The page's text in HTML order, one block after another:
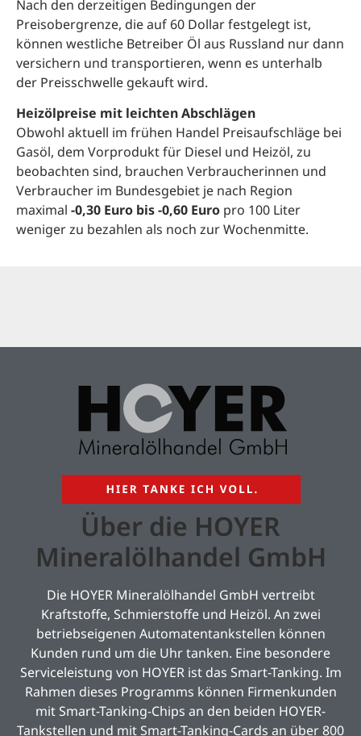
Nach den derzeitigen Bedingungen der
Preisobergrenze, die auf 60 Dollar festgelegt ist,
können westliche Betreiber Öl aus Russland nur dann
versichern und transportieren, wenn es unterhalb
der Preisschwelle gekauft wird.
Heizölpreise mit leichten Abschlägen
Obwohl aktuell im frühen Handel Preisaufschläge bei
Gasöl, dem Vorprodukt für Diesel und Heizöl, zu
beobachten sind, brauchen Verbraucherinnen und
Verbraucher im Bundesgebiet je nach Region
maximal -0,30 Euro bis -0,60 Euro pro 100 Liter
weniger zu bezahlen als noch zur Wochenmitte.
Über die HOYER
Mineralölhandel GmbH
Die HOYER Mineralölhandel GmbH vertreibt
Kraftstoffe, Schmierstoffe und Heizöl. An zwei
betriebseigenen Automatentankstellen können
Kunden rund um die Uhr tanken. Eine besondere
Serviceleistung von HOYER ist das Smart-Tanking. Im
Rahmen dieses Programms können Firmenkunden
mit Smart-Tanking-Chips an den beiden HOYER-
Tankstellen und mit Smart-Tanking-Cards an über 800